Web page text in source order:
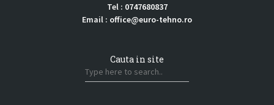
Tel : 0747680837
Email : office@euro-tehno.ro
Cauta in site